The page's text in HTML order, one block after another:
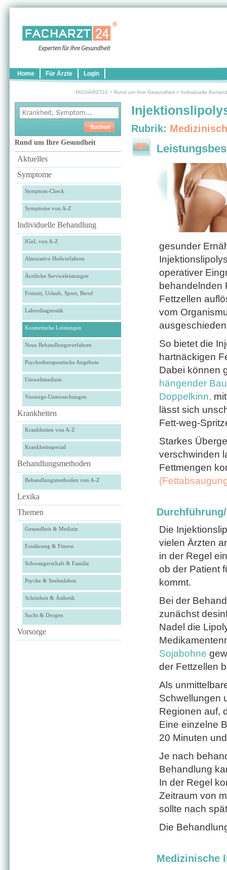
Home Für Ärzte Login
FACHARZT24 > Rund um Ihre Gesundheit > Individuelle
Rund um Ihre Gesundheit
Aktuelles
Symptome
Symptom-Check
Symptome von A-Z
Individuelle Behandlung
IGeL von A-Z
Alternative Heilverfahren
Ärztliche Serviceleistungen
Freizeit, Urlaub, Sport, Beruf
Labordiagnostik
Kosmetische Leistungen
Neue Behandlungsverfahren
Psychotherapeutische Angebote
Umweltmedizin
Vorsorge-Untersuchungen
Krankheiten
Krankheiten von A-Z
Krankheitsspecial
Behandlungsmethoden
Behandlungsmethoden von A-Z
Lexika
Themen
Gesundheit & Medizin
Ernährung & Fitness
Schwangerschaft & Familie
Psyche & Seelenleben
Schönheit & Ästhetik
Sucht & Drogen
Vorsorge
Rubrik:
gesunder
operativer
behandelnden
Fettzellen
vom
So bietet die
hartnäckigen
Dabei können
hängender
Doppelkinn,
lässt sich
Fett-weg-
Starkes
verschwinden
Fettmengen
Die
vielen Ärzten
in der Regel
ob der Patient
kommt.
Bei der
zunächst
Nadel die
Sojabohne
der Fettzellen
Als
Schwellungen
Regionen auf,
Eine einzelne
20 Minuten
Je nach
Behandlung
In der Regel
Zeitraum von
sollte nach
Die
Medizinische